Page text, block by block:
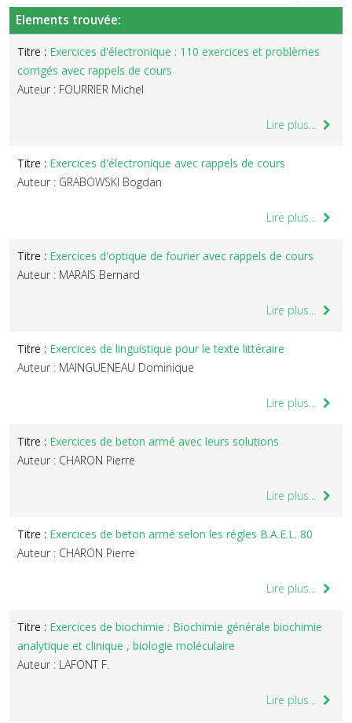
Elements trouvée:
Titre : Exercices d'électronique : 110 exercices et problèmes
corrigés avec rappels de cours
Auteur : FOURRIER Michel
Lire plus...
Titre : Exercices d'électronique avec rappels de cours
Auteur : GRABOWSKI Bogdan
Lire plus...
Titre : Exercices d'optique de fourier avec rappels de cours
Auteur : MARAIS Bernard
Lire plus...
Titre : Exercices de linguistique pour le texte littéraire
Auteur : MAINGUENEAU Dominique
Lire plus...
Titre : Exercices de beton armé avec leurs solutions
Auteur : CHARON Pierre
Lire plus...
Titre : Exercices de beton armé selon les régles B.A.E.L. 80
Auteur : CHARON Pierre
Lire plus...
Titre : Exercices de biochimie : Biochimie générale biochimie
analytique et clinique , biologie moléculaire
Auteur : LAFONT F.
Lire plus...